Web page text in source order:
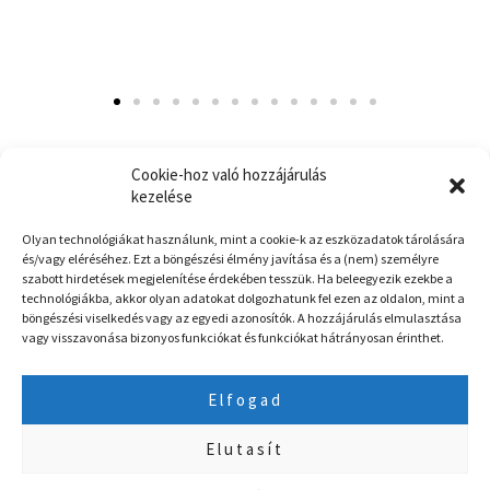
Cookie-hoz való hozzájárulás
kezelése
Olyan technológiákat használunk, mint a cookie-k az eszközadatok tárolására
és/vagy eléréséhez. Ezt a böngészési élmény javítása és a (nem) személyre
szabott hirdetések megjelenítése érdekében tesszük. Ha beleegyezik ezekbe a
technológiákba, akkor olyan adatokat dolgozhatunk fel ezen az oldalon, mint a
böngészési viselkedés vagy az egyedi azonosítók. A hozzájárulás elmulasztása
vagy visszavonása bizonyos funkciókat és funkciókat hátrányosan érinthet.
Elfogad
Elutasít
Egyszeri kedvezményhez használd 2026-ban is a START2026 Kuponkódot
Amennyiben a kiválasztott klímaberendezés már nem elérhető készleten, úgy
Főoldal
Kapcsolat
ÁSZF
Garancia és Ingyenes szállítás
Nemzeti Klímavédelmi Hatóság